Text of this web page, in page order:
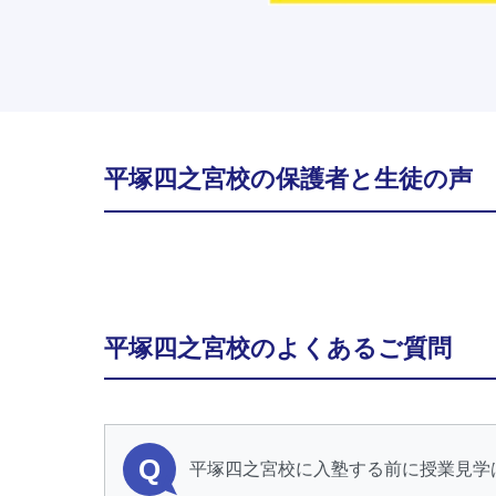
平塚四之宮校の保護者と生徒の声
平塚四之宮校のよくあるご質問
Q 平塚四之宮校に入塾する前に授業見学